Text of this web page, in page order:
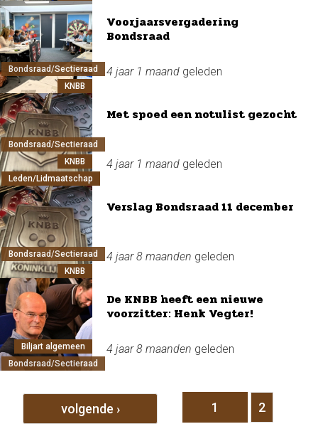
Bondsraad/Sectieraad
KNBB
Voorjaarsvergadering
Bondsraad
4 jaar 1 maand geleden
Bondsraad/Sectieraad
KNBB
Leden/Lidmaatschap
Met spoed een notulist gezocht
4 jaar 1 maand geleden
Bondsraad/Sectieraad
KNBB
Verslag Bondsraad 11 december
4 jaar 8 maanden geleden
Biljart algemeen
Bondsraad/Sectieraad
De KNBB heeft een nieuwe
voorzitter: Henk Vegter!
4 jaar 8 maanden geleden
Pagina's
1 2
volgende ›